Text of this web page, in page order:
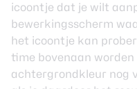
icoontje dat je wilt
bewerkingsscherm
het icoontje kan
time bovenaan worden
achtergrondkleur nog